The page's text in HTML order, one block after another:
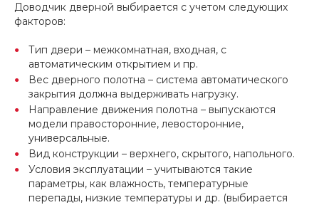
Доводчик дверной выбирается с учетом следующих
факторов:
Тип двери – межкомнатная, входная, с
автоматическим открытием и пр.
Вес дверного полотна – система автоматического
закрытия должна выдерживать нагрузку.
Направление движения полотна – выпускаются
модели правосторонние, левосторонние,
универсальные.
Вид конструкции – верхнего, скрытого, напольного.
Условия эксплуатации – учитываются такие
параметры, как влажность, температурные
перепады, низкие температуры и др. (выбирается